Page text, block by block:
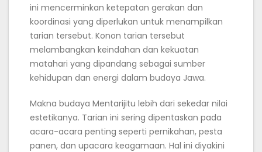
ini mencerminkan ketepatan gerakan dan
koordinasi yang diperlukan untuk menampilkan
tarian tersebut. Konon tarian tersebut
melambangkan keindahan dan kekuatan
matahari yang dipandang sebagai sumber
kehidupan dan energi dalam budaya Jawa.
Makna budaya Mentarijitu lebih dari sekedar nilai
estetikanya. Tarian ini sering dipentaskan pada
acara-acara penting seperti pernikahan, pesta
panen, dan upacara keagamaan. Hal ini diyakini